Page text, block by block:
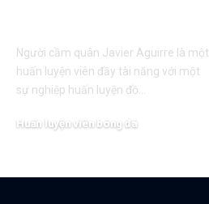
Người cầm quân Javier Aguirre là một
huấn luyện viên đầy tài năng với một
sự nghiệp huấn luyện đồ…
Huấn luyện viên bóng đá